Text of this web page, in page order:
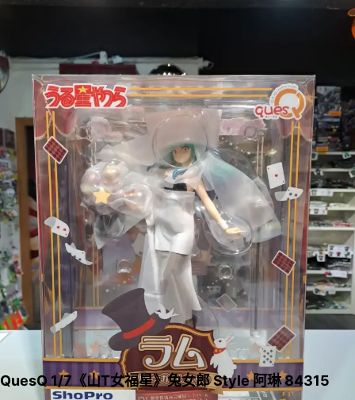
QuesQ 1/7《山T女福星》兔女郎 Style 阿琳 84315